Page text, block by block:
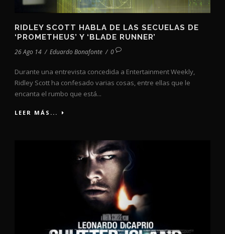
RIDLEY SCOTT HABLA DE LAS SECUELAS DE
‘PROMETHEUS’ Y ‘BLADE RUNNER’
26 Ago 14 / Eduardo Bonafonte / 0
Durante una entrevista concedida a Entertainment Weekly,
Ridley Scott ha confesado varias cosas, entre ellas que le
encanta el rumbo que está...
LEER MÁS...